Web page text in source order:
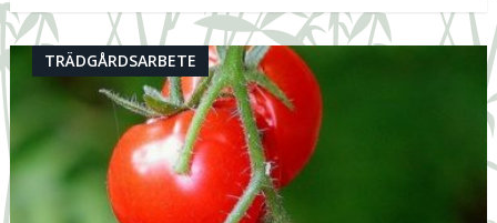
TRÄDGÅRDSARBETE